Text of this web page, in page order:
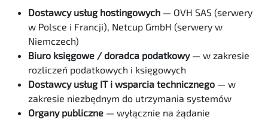
Dostawcy usług hostingowych — OVH SAS (serwery
w Polsce i Francji), Netcup GmbH (serwery w
Niemczech)
Biuro księgowe / doradca podatkowy— w zakresie
rozliczeń podatkowych i księgowych
Dostawcy usług IT i wsparcia technicznego — w
zakresie niezbędnym do utrzymania systemów
Organy publiczne — wyłącznie na żądanie